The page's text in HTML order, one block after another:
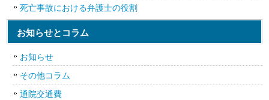
死亡事故における弁護士の役割
お知らせとコラム
お知らせ
その他コラム
通院交通費